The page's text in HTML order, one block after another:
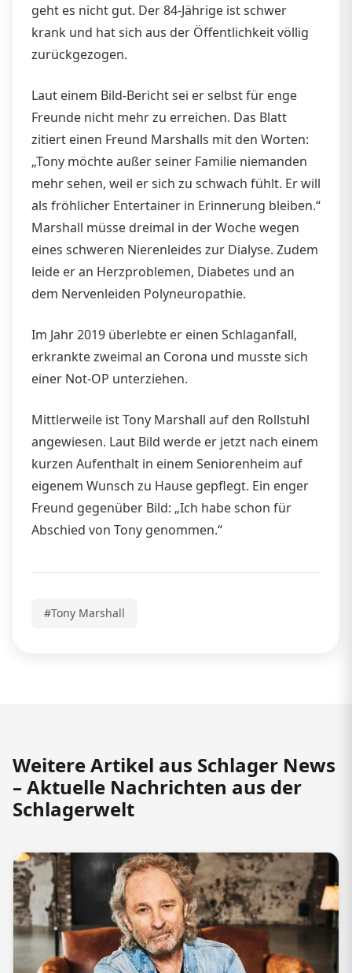
geht es nicht gut. Der 84-Jährige ist schwer
krank und hat sich aus der Öffentlichkeit völlig
zurückgezogen.
Laut einem Bild-Bericht sei er selbst für enge
Freunde nicht mehr zu erreichen. Das Blatt
zitiert einen Freund Marshalls mit den Worten:
„Tony möchte außer seiner Familie niemanden
mehr sehen, weil er sich zu schwach fühlt. Er will
als fröhlicher Entertainer in Erinnerung bleiben.“
Marshall müsse dreimal in der Woche wegen
eines schweren Nierenleides zur Dialyse. Zudem
leide er an Herzproblemen, Diabetes und an
dem Nervenleiden Polyneuropathie.
Im Jahr 2019 überlebte er einen Schlaganfall,
erkrankte zweimal an Corona und musste sich
einer Not-OP unterziehen.
Mittlerweile ist Tony Marshall auf den Rollstuhl
angewiesen. Laut Bild werde er jetzt nach einem
kurzen Aufenthalt in einem Seniorenheim auf
eigenem Wunsch zu Hause gepflegt. Ein enger
Freund gegenüber Bild: „Ich habe schon für
Abschied von Tony genommen.“
#Tony Marshall
Weitere Artikel aus Schlager News
– Aktuelle Nachrichten aus der
Schlagerwelt